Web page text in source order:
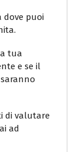
dove puoi
tua
e se il
di valutare
ad